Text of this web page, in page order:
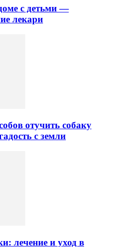
с детьми —
лекари
отучить собаку
с земли
лечение и уход в